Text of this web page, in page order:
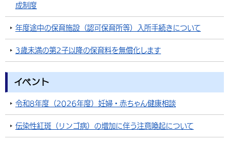
成制度
年度途中の保育施設（認可保育所等）入所手続きについて
3歳未満の第2子以降の保育料を無償化します
イベント
令和8年度（2026年度）妊婦・赤ちゃん健康相談
伝染性紅斑（リンゴ病）の増加に伴う注意喚起について